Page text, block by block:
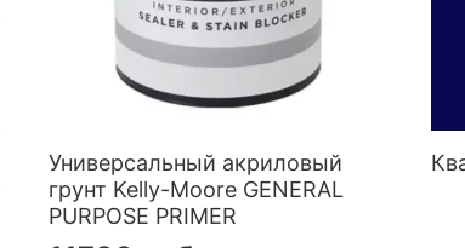
Универсальный акриловый
грунт Kelly-Moore GENERAL
PURPOSE PRIMER